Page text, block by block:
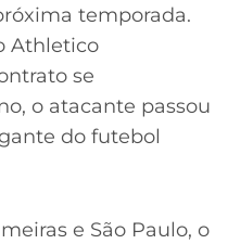
temporada.
Athletico
se
o atacante passou
do futebol
e São Paulo, o